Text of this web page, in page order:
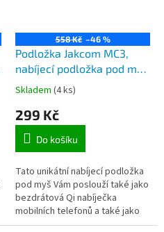
558 Kč –46 %
Podložka Jakcom MC3,
nabíjecí podložka pod myš
s bezdrátovou nabíječkou
Qi a funkcí ohřevu hrnků
Skladem (4 ks)
299 Kč
Do košíku
Tato unikátní nabíjecí podložka
pod myš Vám poslouží také jako
bezdrátová Qi nabíječka
mobilních telefonů a také jako
ohřívací podložka hrnků. Váš